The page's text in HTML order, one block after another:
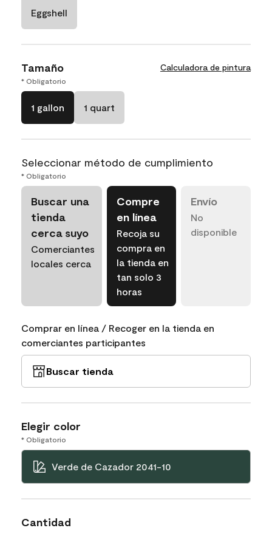
Eggshell
Tamaño Calculadora de pintura
* Obligatorio
1 gallon 1 quart
Seleccionar método de cumplimiento
* Obligatorio
Buscar una
tienda
cerca suyo
Comerciantes
locales cerca
Compre
en línea
Recoja su
compra en
la tienda en
tan solo 3
horas
Envío
No
disponible
Comprar en línea / Recoger en la tienda en
comerciantes participantes
Buscar tienda
Elegir color
* Obligatorio
Verde de Cazador 2041-10
Cantidad